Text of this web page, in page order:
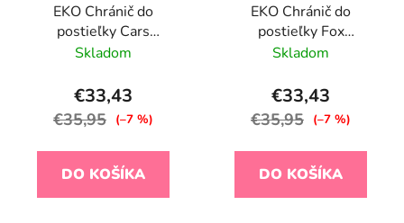
EKO Chránič do
postieľky Cars
180x35cm
Skladom
€33,43
€35,95 (–7 %)
DO KOŠÍKA
EKO Chránič do
postieľky Fox
180x35cm
Skladom
€33,43
€35,95 (–7 %)
DO KOŠÍKA